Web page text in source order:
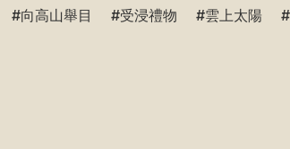
向高山舉目 受浸禮物 雲上太陽